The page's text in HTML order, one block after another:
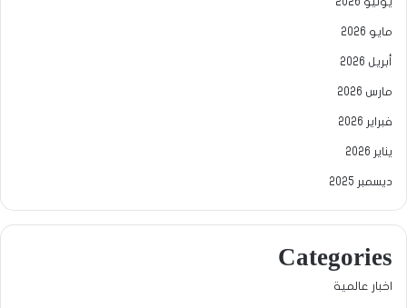
مايو 2026
أبريل 2026
مارس 2026
فبراير 2026
يناير 2026
ديسمبر 2025
Categories
اخبار عالمية